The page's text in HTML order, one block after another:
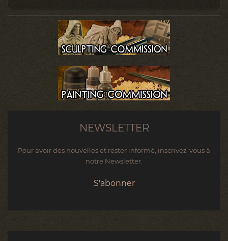
NEWSLETTER
Pour avoir des nouvelles et rester informé, inscrivez-vous à
notre Newsletter.
S'abonner